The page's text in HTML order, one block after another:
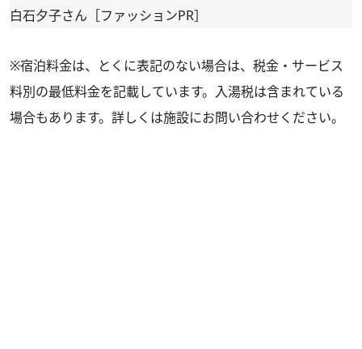
白石夕子さん［ファッションPR］
※宿泊料金は、とくに表記のない場合は、税金・サービス
料別の最低料金を記載しています。入湯税は含まれている
場合もあります。詳しくは施設にお問い合わせください。